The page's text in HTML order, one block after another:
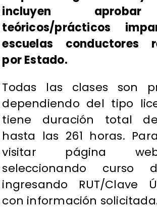
incluyen
teóricos/prácticos
escuelas conductores
por Estado.
Todas las clases son
dependiendo del tipo
tiene duración total
hasta las 261 horas.
visitar página
seleccionando curso
ingresando RUT/Clave
con información